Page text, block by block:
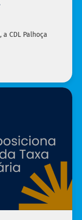
CDL Palhoça